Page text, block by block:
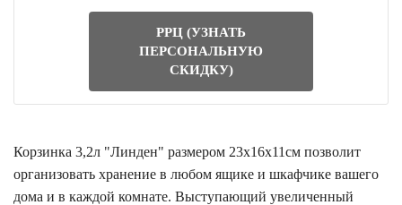
РРЦ (УЗНАТЬ
ПЕРСОНАЛЬНУЮ
СКИДКУ)
Корзинка 3,2л "Линден" размером 23х16х11см позволит
организовать хранение в любом ящике и шкафчике вашего
дома и в каждой комнате. Выступающий увеличенный